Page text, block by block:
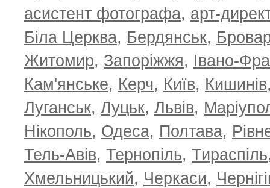
асистент фотографа, арт-
Біла Церква, Бердянськ,
Житомир, Запоріжжя, Івано-
Кам'янське, Керч, Київ, Кишинів
Луганськ, Луцьк, Львів,
Нікополь, Одеса, Полтава,
Тель-Авів, Тернопіль, Тираспіль
Хмельницький, Черкаси,